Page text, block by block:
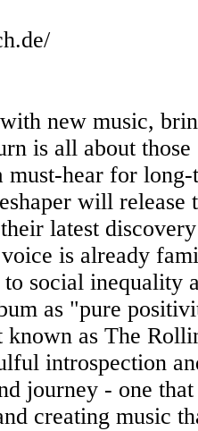
new music,
is all about
must-hear for
will
latest
is already
social inequality
as "pure
known as The
introspection
journey - one
creating music